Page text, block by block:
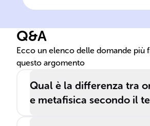
studio dell'essere nella
Q&A
Ecco un elenco delle domande più
questo argomento
Qual è la differenza tra
e metafisica secondo il